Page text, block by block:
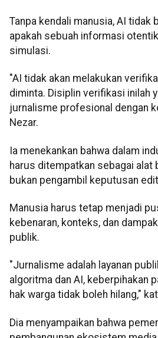
Tanpa kendali manusia, AI tidak
apakah sebuah informasi
simulasi.
"AI tidak akan melakukan
diminta. Disiplin verifikasi inilah
jurnalisme profesional dengan
Nezar.
Ia menekankan bahwa dalam
harus ditempatkan sebagai alat
bukan pengambil keputusan
Manusia harus tetap menjadi
kebenaran, konteks, dan
publik.
"Jurnalisme adalah layanan
algoritma dan AI, keberpihakan
hak warga tidak boleh hilang,"
Dia menyampaikan bahwa